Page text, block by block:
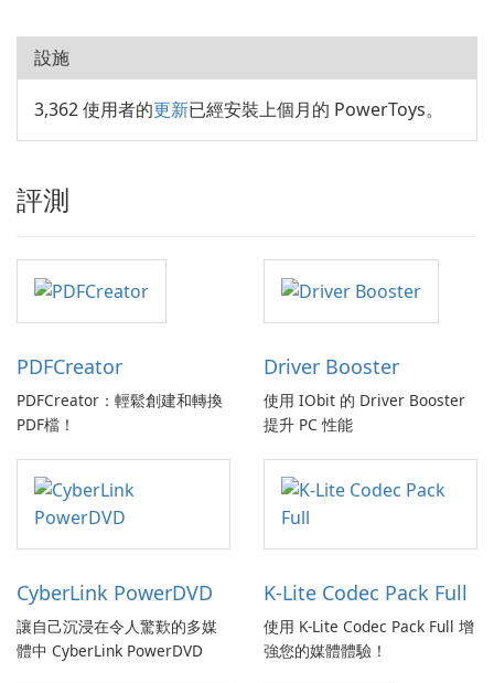
設施
3,362 使用者的更新已經安裝上個月的 PowerToys。
評測
PDFCreator
PDFCreator：輕鬆創建和轉換
PDF檔！
Driver Booster
使用 IObit 的 Driver Booster
提升 PC 性能
CyberLink PowerDVD
讓自己沉浸在令人驚歎的多媒
體中 CyberLink PowerDVD
K-Lite Codec Pack Full
使用 K-Lite Codec Pack Full 增
強您的媒體體驗！